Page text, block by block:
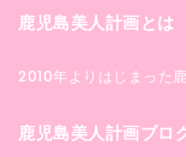
鹿児島美人計画とは
2010年よりはじまった
鹿児島美人計画ブロ